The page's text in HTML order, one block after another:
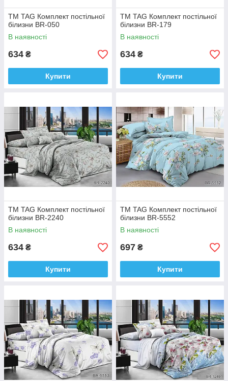
ТМ TAG Комплект постільної
білизни BR-050
В наявності
634 ₴
Купити
ТМ TAG Комплект постільної
білизни BR-179
В наявності
634 ₴
Купити
ТМ TAG Комплект постільної
білизни BR-2240
В наявності
634 ₴
Купити
ТМ TAG Комплект постільної
білизни BR-5552
В наявності
697 ₴
Купити